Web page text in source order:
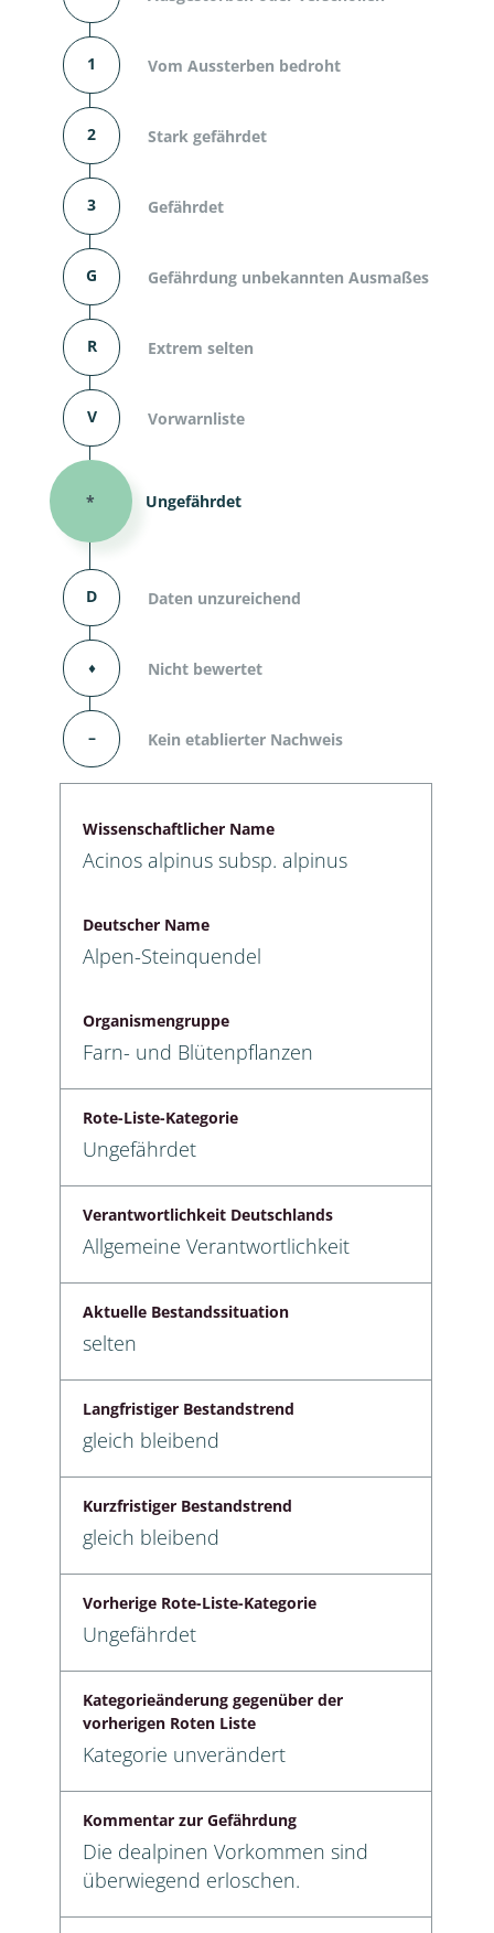
1 Vom Aussterben bedroht
2 Stark gefährdet
3 Gefährdet
G Gefährdung unbekannten Ausmaßes
R Extrem selten
V Vorwarnliste
* Ungefährdet
D Daten unzureichend
⬧ Nicht bewertet
– Kein etablierter Nachweis
Wissenschaftlicher Name
Acinos alpinus subsp. alpinus
Deutscher Name
Alpen-Steinquendel
Organismengruppe
Farn- und Blütenpflanzen
Rote-Liste-Kategorie
Ungefährdet
Verantwortlichkeit Deutschlands
Allgemeine Verantwortlichkeit
Aktuelle Bestandssituation
selten
Langfristiger Bestandstrend
gleich bleibend
Kurzfristiger Bestandstrend
gleich bleibend
Vorherige Rote-Liste-Kategorie
Ungefährdet
Kategorieänderung gegenüber der
vorherigen Roten Liste
Kategorie unverändert
Kommentar zur Gefährdung
Die dealpinen Vorkommen sind
überwiegend erloschen.